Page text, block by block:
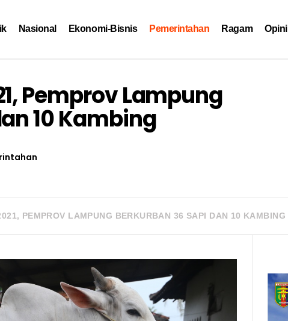
Nasional Ekonomi-Bisnis Pemerintahan Ragam Opini
Pemprov Lampung
10 Kambing
PEMPROV LAMPUNG BERKURBAN 36 SAPI DAN 10 KAMBING